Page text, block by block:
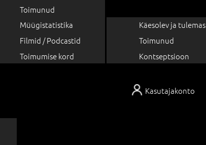
Kasutajakonto
Toimunud
Müügistatistika
Filmid / Podcastid
Toimumise kord
Käesolev ja tulemas
Toimunud
Kontseptsioon